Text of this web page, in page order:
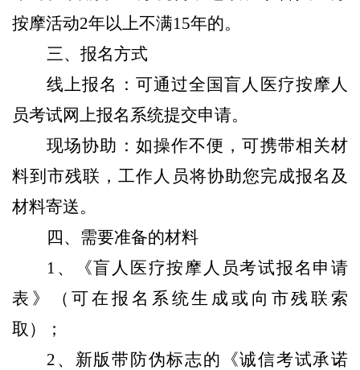
按摩活动2年以上不满15年的。
三、报名方式
线上报名：可通过全国盲人医疗按摩人
员考试网上报名系统提交申请。
现场协助：如操作不便，可携带相关材
料到市残联，工作人员将协助您完成报名及
材料寄送。
四、需要准备的材料
1 、《盲人医疗按摩人员考试报名申请
表》（可在报名系统生成或向市残联索
取）；
2 、新版带防伪标志的《诚信考试承诺